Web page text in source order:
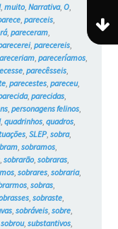
, muito, Narrativa, O,
, pareceis,
, pareceram,
, parecereis,
, pareceríamos,
, parecêsseis,
, parecestes, pareceu,
, parecidas,
, personagens felinos,
, quadrinhos, quadros,
, SLEP, sobra,
, sobramos,
sobrarão, sobraras,
, sobrares, sobraria,
, sobras,
, sobraste,
, sobráveis, sobre,
sobrou, substantivos,